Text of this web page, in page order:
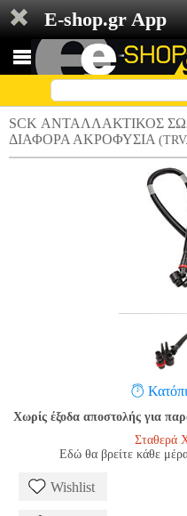
E-shop.gr App
SCK ΑΝΤΑΛΛΑΚΤΙΚΟΣ
ΔΙΑΦΟΡΑ ΑΚΡΟΦΥΣΙΑ
Χωρίς έξοδα αποστολής για
Σταθερά
Εδώ θα βρείτε κάθε μέρα
Wishlist